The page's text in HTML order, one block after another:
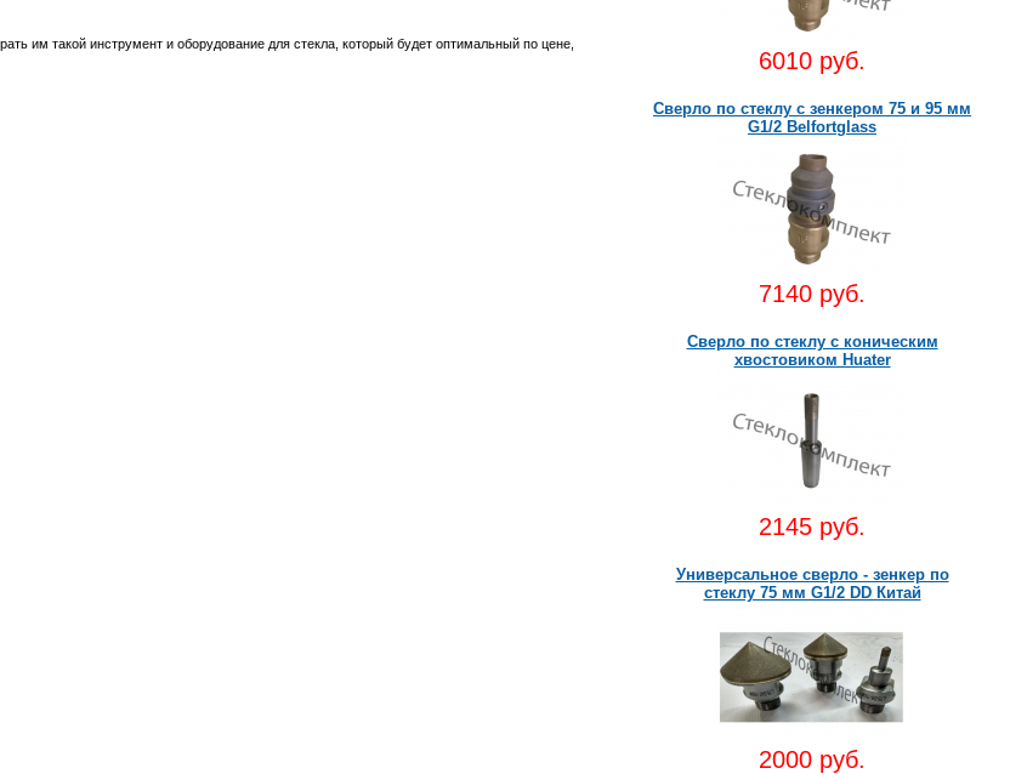
6010 руб.
Сверло по стеклу c зенкером 75 и 95 мм
G1/2 Belfortglass
7140 руб.
Сверло по стеклу с коническим
хвостовиком Huater
2145 руб.
Универсальное сверло - зенкер по
стеклу 75 мм G1/2 DD Китай
2000 руб.
им такой инструмент и оборудование для стекла, который будет оптимальный по цене,